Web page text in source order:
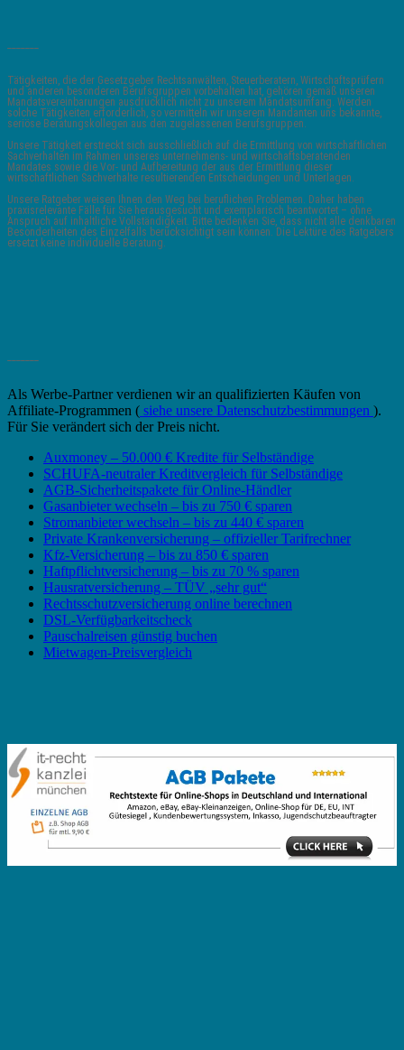
Tätigkeiten, die der Gesetzgeber Rechtsanwälten, Steuerberatern, Wirtschaftsprüfern
und anderen besonderen Berufsgruppen vorbehalten hat, gehören gemäß unseren
Mandatsvereinbarungen ausdrücklich nicht zu unserem Mandatsumfang. Werden
solche Tätigkeiten erforderlich, so vermitteln wir unserem Mandanten uns bekannte,
seriöse Beratungskollegen aus den zugelassenen Berufsgruppen.
Unsere Tätigkeit erstreckt sich ausschließlich auf die Ermittlung von wirtschaftlichen
Sachverhalten im Rahmen unseres unternehmens- und wirtschaftsberatenden
Mandates sowie die Vor- und Aufbereitung der aus der Ermittlung dieser
wirtschaftlichen Sachverhalte resultierenden Entscheidungen und Unterlagen.
Unsere Ratgeber weisen Ihnen den Weg bei beruflichen Problemen. Daher haben
praxisrelevante Fälle für Sie herausgesucht und exemplarisch beantwortet – ohne
Anspruch auf inhaltliche Vollständigkeit. Bitte bedenken Sie, dass nicht alle denkbaren
Besonderheiten des Einzelfalls berücksichtigt sein können. Die Lektüre des Ratgebers
ersetzt keine individuelle Beratung.
Als Werbe-Partner verdienen wir an qualifizierten Käufen von
Affiliate-Programmen ( siehe unsere Datenschutzbestimmungen ).
Für Sie verändert sich der Preis nicht.
Auxmoney – 50.000 € Kredite für Selbständige
SCHUFA-neutraler Kreditvergleich für Selbständige
AGB-Sicherheitspakete für Online-Händler
Gasanbieter wechseln – bis zu 750 € sparen
Stromanbieter wechseln – bis zu 440 € sparen
Private Krankenversicherung – offizieller Tarifrechner
Kfz-Versicherung – bis zu 850 € sparen
Haftpflichtversicherung – bis zu 70 % sparen
Hausratversicherung – TÜV „sehr gut“
Rechtsschutzversicherung online berechnen
DSL-Verfügbarkeitscheck
Pauschalreisen günstig buchen
Mietwagen-Preisvergleich